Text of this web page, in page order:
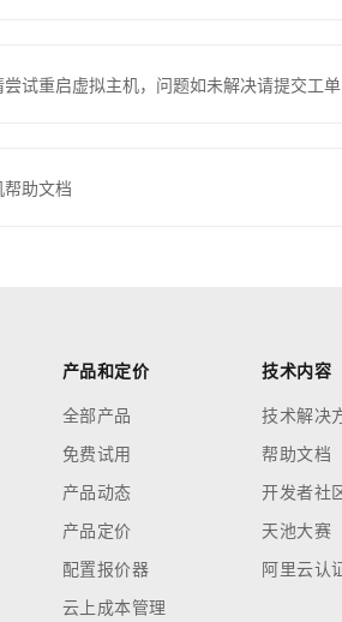
试重启虚拟主机，问题如未解决请提交工单
助文档